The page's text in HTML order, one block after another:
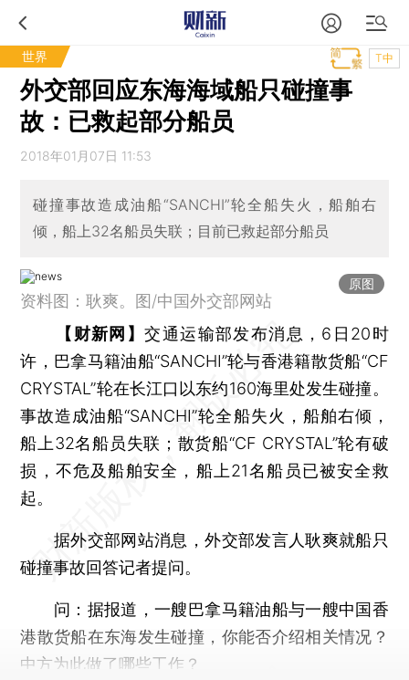
世界 T中
外交部回应东海海域船只碰撞事
故：已救起部分船员
2018年01月07日 11:53
碰撞事故造成油船“SANCHI”轮全船失火，船舶右
倾，船上32名船员失联；目前已救起部分船员
原图
资料图：耿爽。图/中国外交部网站
【财新网】交通运输部发布消息，6日20时
许，巴拿马籍油船“SANCHI”轮与香港籍散货船“CF
CRYSTAL”轮在长江口以东约160海里处发生碰撞。
事故造成油船“SANCHI”轮全船失火，船舶右倾，
船上32名船员失联；散货船“CF CRYSTAL”轮有破
损，不危及船舶安全，船上21名船员已被安全救
起。
据外交部网站消息，外交部发言人耿爽就船只
碰撞事故回答记者提问。
问： 据报道，一艘巴拿马籍油船与一艘中国香
港散货船在东海发生碰撞，你能否介绍相关情况？
中方为此做了哪些工作？